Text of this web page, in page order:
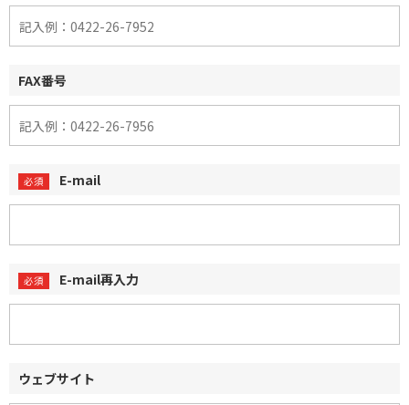
FAX番号
E-mail
E-mail再入力
ウェブサイト